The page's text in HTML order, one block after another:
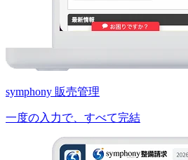
symphony 販売管理
一度の入力で、すべて完結